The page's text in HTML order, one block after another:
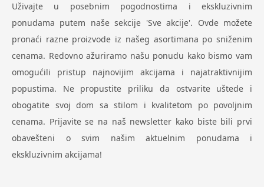
Uživajte u posebnim pogodnostima i ekskluzivnim
ponudama putem naše sekcije 'Sve akcije'. Ovde možete
pronaći razne proizvode iz našeg asortimana po sniženim
cenama. Redovno ažuriramo našu ponudu kako bismo vam
omogućili pristup najnovijim akcijama i najatraktivnijim
popustima. Ne propustite priliku da ostvarite uštede i
obogatite svoj dom sa stilom i kvalitetom po povoljnim
cenama. Prijavite se na naš newsletter kako biste bili prvi
obavešteni o svim našim aktuelnim ponudama i
ekskluzivnim akcijama!